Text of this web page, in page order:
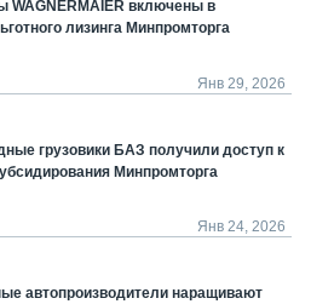
WAGNERMAIER включены в
лизинга Минпромторга
Янв 29, 2026
грузовики БАЗ получили доступ к
Минпромторга
Янв 24, 2026
автопроизводители наращивают